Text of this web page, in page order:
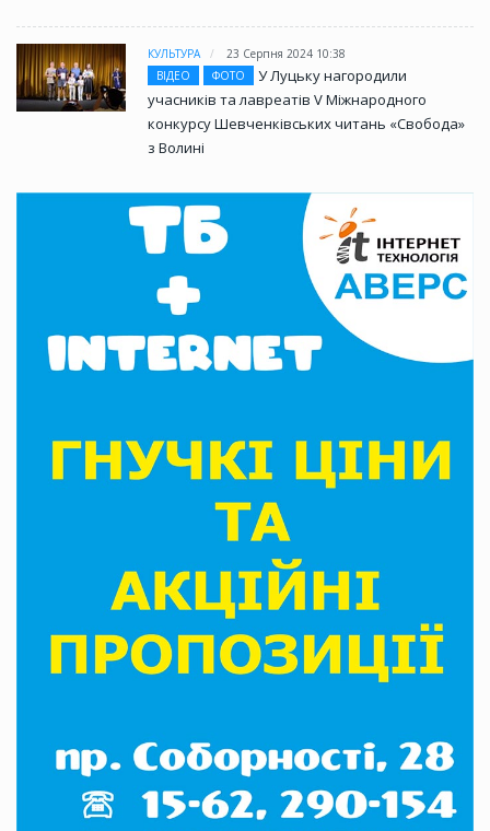
КУЛЬТУРА
23 Серпня 2024 10:38
ВІДЕО
ФОТО
У Луцьку нагородили
учасників та лавреатів V Міжнародного
конкурсу Шевченківських читань «Свобода»
з Волині